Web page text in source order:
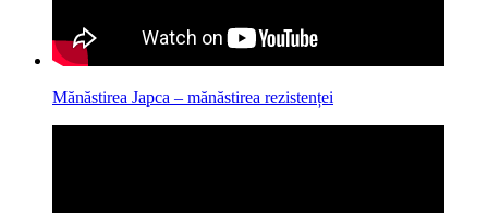
Mănăstirea Japca – mănăstirea rezistenței